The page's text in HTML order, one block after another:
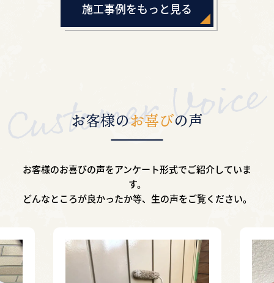
施工事例をもっと見る
お客様のお喜びの声
お客様のお喜びの声をアンケート形式でご紹介していま
す。
どんなところが良かったか等、生の声をご覧ください。